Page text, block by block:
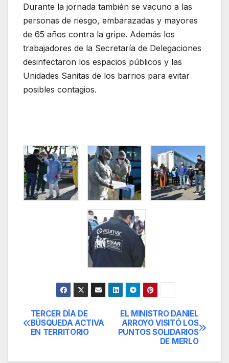
Durante la jornada también se vacuno a las
personas de riesgo, embarazadas y mayores
de 65 años contra la gripe. Además los
trabajadores de la Secretaría de Delegaciones
desinfectaron los espacios públicos y las
Unidades Sanitas de los barrios para evitar
posibles contagios.
Navegación
de
EL MINISTRO DANIEL
ARROYO VISITÓ LOS
PUNTOS SOLIDARIOS
DE MERLO
TERCER DÍA DE
BÚSQUEDA ACTIVA
EN TERRITORIO